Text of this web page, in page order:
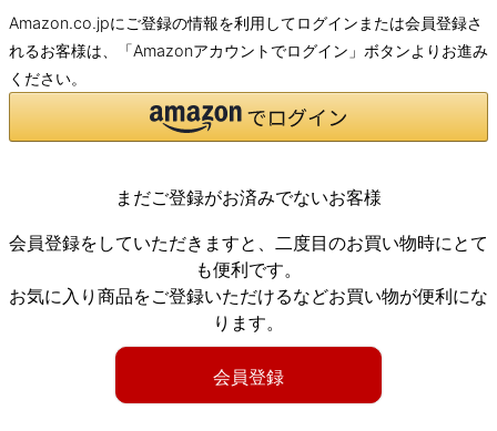
Amazon.co.jpにご登録の情報を利用してログインまたは会員登録さ
れるお客様は、「Amazonアカウントでログイン」ボタンよりお進み
ください。
まだご登録がお済みでないお客様
会員登録をしていただきますと、二度目のお買い物時にとて
も便利です。
お気に入り商品をご登録いただけるなどお買い物が便利にな
ります。
会員登録